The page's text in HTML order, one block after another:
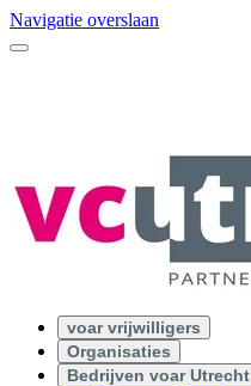
Navigatie overslaan
voar vrijwilligers
Organisaties
Bedrijven voar Utrecht